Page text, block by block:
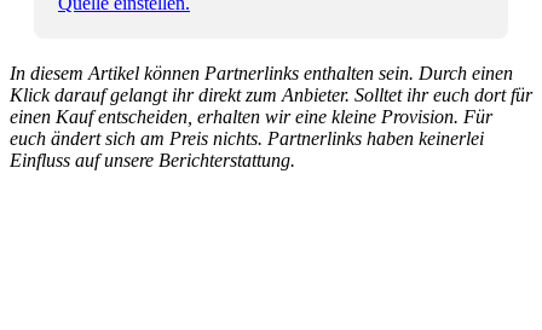
In diesem Artikel können Partnerlinks enthalten sein. Durch einen
Klick darauf gelangt ihr direkt zum Anbieter. Solltet ihr euch dort für
einen Kauf entscheiden, erhalten wir eine kleine Provision. Für
euch ändert sich am Preis nichts. Partnerlinks haben keinerlei
Einfluss auf unsere Berichterstattung.